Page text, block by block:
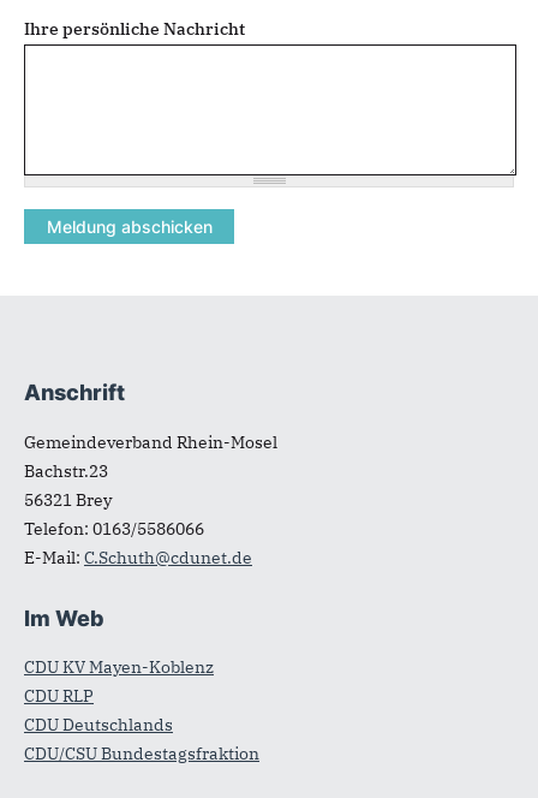
Ihre persönliche Nachricht
Fußbereich
Anschrift
Gemeindeverband Rhein-Mosel
Bachstr.23
56321Brey
Telefon: 0163/5586066
E-Mail: C.Schuth@cdunet.de
Im Web
CDU KV Mayen-Koblenz
CDU RLP
CDU Deutschlands
CDU/CSU Bundestagsfraktion